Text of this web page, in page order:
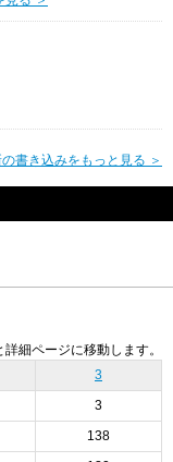
書き込みをもっと見る ＞
細ページに移動します。
3
3
138